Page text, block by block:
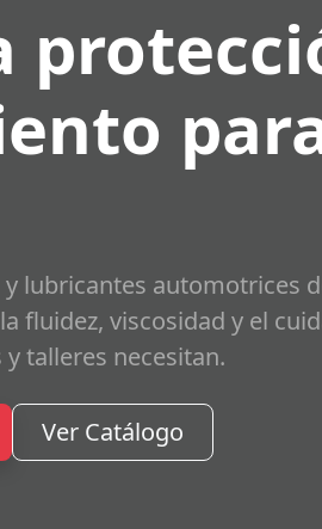
lubricantes automotrices
fluidez, viscosidad y el
talleres necesitan.
Ver Catálogo